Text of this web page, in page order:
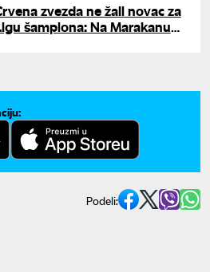
zvezda ne žali novac za
šampiona: Na Marakanu
Podeli: